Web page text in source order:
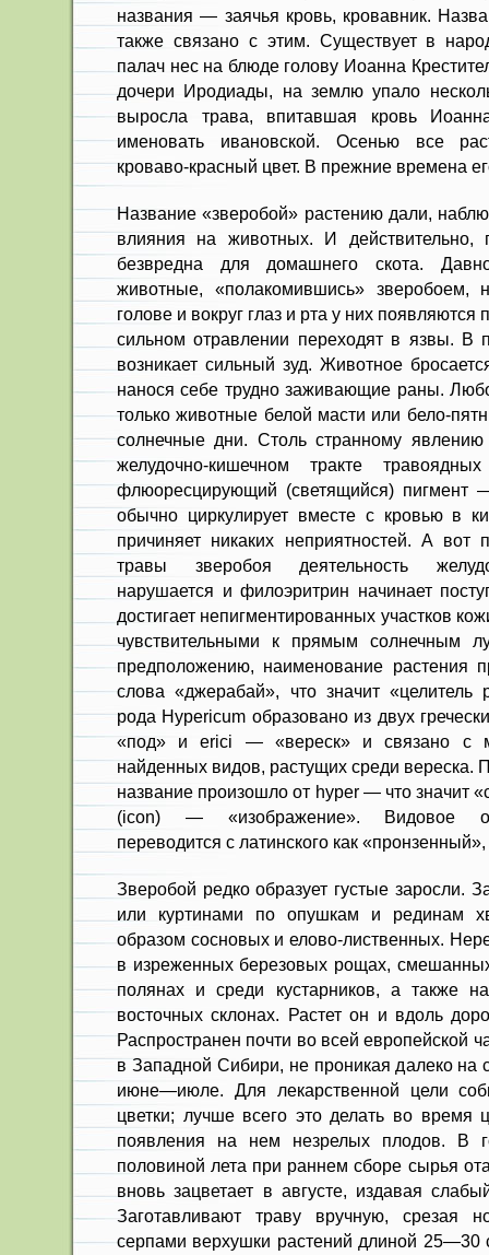
названия — заячья кровь, кровавник.
также связано с этим. Существует в
палач нес на блюде голову Иоанна
дочери Иродиады, на землю упало
выросла трава, впитавшая кровь
именовать ивановской. Осенью все
кроваво-красный цвет. В прежние времена
Название «зверобой» растению дали,
влияния на животных. И
безвредна для домашнего скота.
животные, «полакомившись» зверобоем,
голове и вокруг глаз и рта у них появляются
сильном отравлении переходят в язвы. В
возникает сильный зуд. Животное
нанося себе трудно заживающие раны.
только животные белой масти или бело-
солнечные дни. Столь странному
желудочно-кишечном тракте
флюоресцирующий (светящийся) пигмент
обычно циркулирует вместе с кровью в
причиняет никаких неприятностей. А
травы зверобоя деятельность
нарушается и филоэритрин начинает
достигает непигментированных участков
чувствительными к прямым солнечным
предположению, наименование растения
слова «джерабай», что значит «целитель
рода Hypericum образовано из двух
«под» и erici — «вереск» и связано с
найденных видов, растущих среди вереска.
название произошло от hyper — что значит
(icon) — «изображение». Видовое
переводится с латинского как
Зверобой редко образует густые заросли.
или куртинами по опушкам и рединам
образом сосновых и елово-лиственных.
в изреженных березовых рощах,
полянах и среди кустарников, а также
восточных склонах. Растет он и вдоль
Распространен почти во всей европейской
в Западной Сибири, не проникая далеко на
июне—июле. Для лекарственной цели
цветки; лучше всего это делать во время
появления на нем незрелых плодов. В
половиной лета при раннем сборе сырья
вновь зацветает в августе, издавая
Заготавливают траву вручную, срезая
серпами верхушки растений длиной 25—30